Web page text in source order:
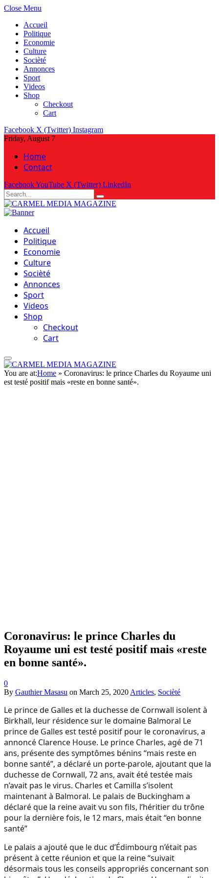
Close Menu
Accueil
Politique
Economie
Culture
Socièté
Annonces
Sport
Videos
Shop
Checkout
Cart
Facebook X (Twitter) Instagram
Friday, August 7
Home
Contact
FacebookYouTube X (Twitter) LinkedIn
Accueil
Politique
Economie
Culture
Socièté
Annonces
Sport
Videos
Shop
Checkout
Cart
You are at:Home » Coronavirus: le prince Charles du Royaume uni
est testé positif mais «reste en bonne santé».
Coronavirus: le prince Charles du
Royaume uni est testé positif mais «reste
en bonne santé».
0
By Gauthier Masasu on March 25, 2020 Articles, Socièté
Le prince de Galles et la duchesse de Cornwall isolent à
Birkhall, leur résidence sur le domaine Balmoral Le
prince de Galles est testé positif pour le coronavirus, a
annoncé Clarence House. Le prince Charles, agé de 71
ans, présente des symptômes bénins “mais reste en
bonne santé”, a déclaré un porte-parole, ajoutant que la
duchesse de Cornwall, 72 ans, avait été testée mais
n’avait pas le virus. Charles et Camilla s’isolent
maintenant à Balmoral. Le palais de Buckingham a
déclaré que la reine avait vu son fils, l’héritier du trône
pour la dernière fois, le 12 mars, mais était “en bonne
santé”
Le palais a ajouté que le duc d’Édimbourg n’était pas
présent à cette réunion et que la reine “suivait
désormais tous les conseils appropriés concernant son